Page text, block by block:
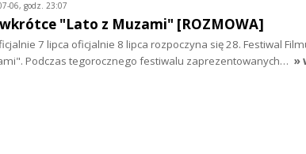
06, godz. 23:07
wkrótce "Lato z Muzami" [ROZMOWA]
7 lipca oficjalnie 8 lipca rozpoczyna się 28. Festiwal
Podczas tegorocznego festiwalu zaprezentowanych… »